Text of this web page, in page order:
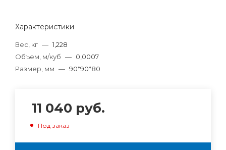
Характеристики
Вес, кг — 1,228
Объем, м/куб — 0,0007
Размер, мм — 90*90*80
11 040 руб.
Под заказ